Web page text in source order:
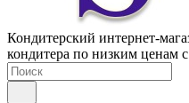
Кондитерский интернет-
кондитера по низким ценам